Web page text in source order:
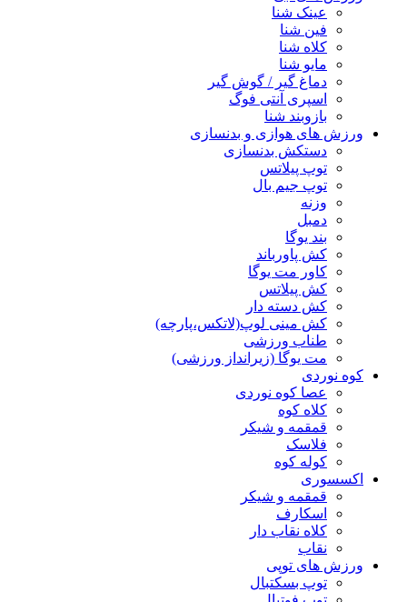
عینک شنا
فین شنا
کلاه شنا
مایو شنا
دماغ گیر / گوش گیر
اسپری آنتی فوگ
بازوبند شنا
ورزش های هوازی و بدنسازی
دستکش بدنسازی
توپ پیلاتس
توپ جیم بال
وزنه
دمبل
بند یوگا
کش پاورباند
کاور مت یوگا
کش پیلاتس
کش دسته دار
کش مینی لوپ(لاتکس،پارچه)
طناب ورزشی
مت یوگا (زیرانداز ورزشی)
کوه نوردی
عصا کوه نوردی
کلاه کوه
قمقمه و شیکر
فلاسک
کوله کوه
اکسسوری
قمقمه و شیکر
اسکارف
کلاه نقاب دار
نقاب
ورزش های توپی
توپ بسکتبال